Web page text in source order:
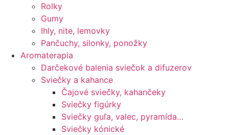
Rolky
Gumy
Ihly, nite, lemovky
Pančuchy, silonky, ponožky
Aromaterapia
Darčekové balenia sviečok a difuzerov
Sviečky a kahance
Čajové sviečky, kahančeky
Sviečky figúrky
Sviečky guľa, valec, pyramída…
Sviečky kónické